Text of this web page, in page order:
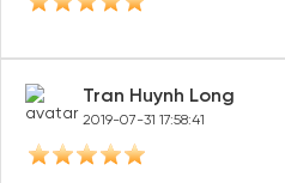
Tran Huynh Long
2019-07-31 17:58:41